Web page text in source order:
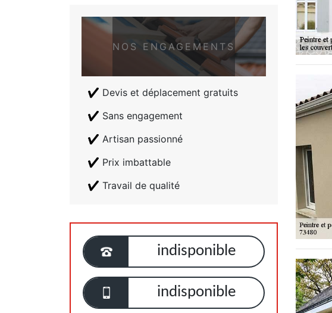
NOS ENGAGEMENTS
Devis et déplacement gratuits
Sans engagement
Artisan passionné
Prix imbattable
Travail de qualité
indisponible
indisponible